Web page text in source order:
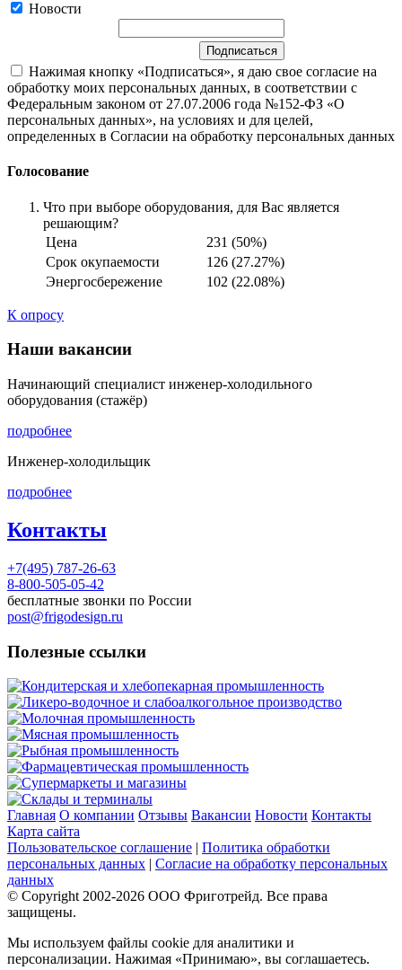
Новости
Нажимая кнопку «Подписаться», я даю свое согласие на
обработку моих персональных данных, в соответствии с
Федеральным законом от 27.07.2006 года №152-ФЗ «О
персональных данных», на условиях и для целей,
определенных в Согласии на обработку персональных данных
Голосование
Что при выборе оборудования, для Вас является
решающим?
Цена
231 (50%)
Срок окупаемости
126 (27.27%)
Энергосбережение
102 (22.08%)
К опросу
Наши вакансии
Начинающий специалист инженер-холодильного
оборудования (стажёр)
подробнее
Инженер-холодильщик
подробнее
Контакты
+7(495) 787-26-63
8-800-505-05-42
бесплатные звонки по России
post@frigodesign.ru
Полезные ссылки
Кондитерская и хлебопекарная промышленность
Ликеро-водочное и слабоалкогольное производство
Молочная промышленность
Мясная промышленность
Рыбная промышленность
Фармацевтическая промышленность
Супермаркеты и магазины
Склады и терминалы
Главная О компании Отзывы Вакансии Новости Контакты
Карта сайта
Пользовательское соглашение | Политика обработки
персональных данных | Согласие на обработку персональных
данных
© Copyright 2002-2026 ООО Фриготрейд. Все права
защищены.
Мы используем файлы cookie для аналитики и
персонализации. Нажимая «Принимаю», вы соглашаетесь.